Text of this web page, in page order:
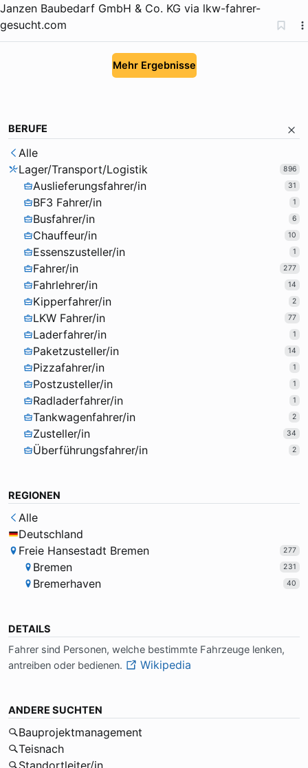
Janzen Baubedarf GmbH & Co. KG via lkw-fahrer-
gesucht.com
Mehr Ergebnisse
BERUFE
Alle
Lager/Transport/Logistik
896
Auslieferungsfahrer/in 31
BF3 Fahrer/in 1
Busfahrer/in 6
Chauffeur/in 10
Essenszusteller/in 1
Fahrer/in 277
Fahrlehrer/in 14
Kipperfahrer/in 2
LKW Fahrer/in 77
Laderfahrer/in 1
Paketzusteller/in 14
Pizzafahrer/in 1
Postzusteller/in 1
Radladerfahrer/in 1
Tankwagenfahrer/in 2
Zusteller/in 34
Überführungsfahrer/in 2
REGIONEN
Alle
Deutschland
Freie Hansestadt Bremen
277
Bremen 231
Bremerhaven 40
DETAILS
Fah­rer sind Per­so­nen, wel­che be­stimm­te Fahr­zeu­ge len­ken,
an­trei­ben oder be­die­nen.
Wikipedia
ANDERE SUCHTEN
Bauprojektmanagement
Teisnach
Standortleiter/in